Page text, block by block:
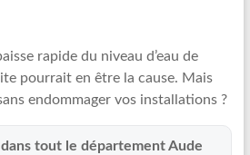
rapide du niveau d’eau de
pourrait en être la cause. Mais
endommager vos installations ?
dans tout le département Aude